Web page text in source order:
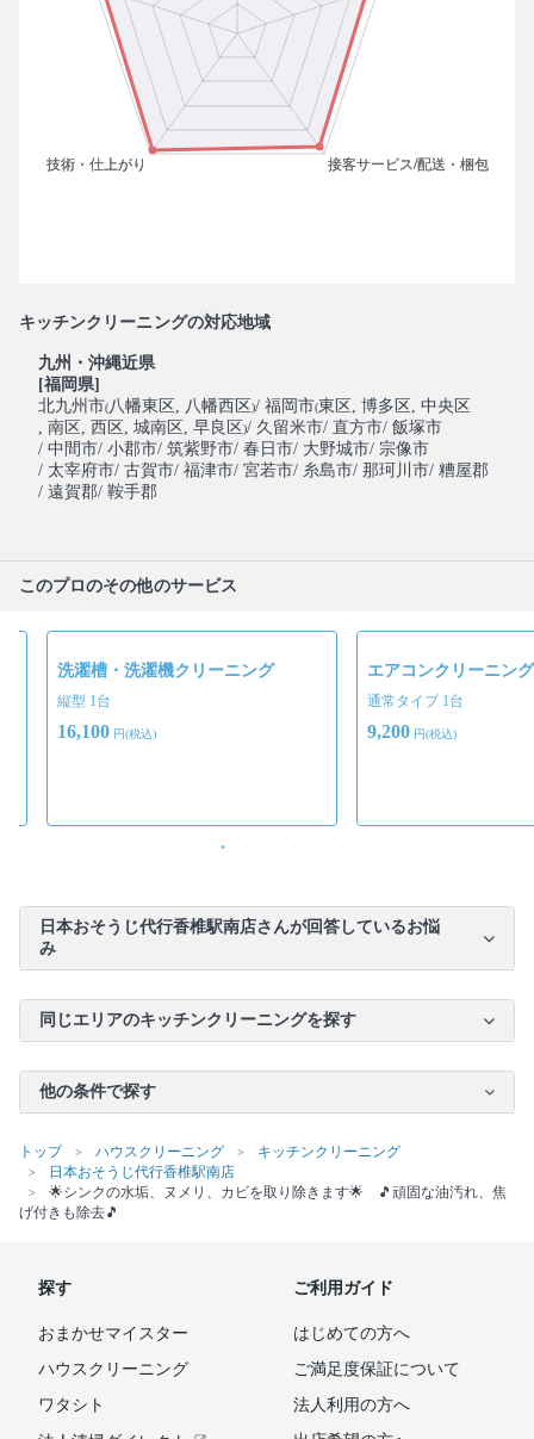
キッチンクリーニングの対応地域
九州・沖縄近県
[福岡県]
北九州市(八幡東区 , 八幡西区)/ 福岡市(東区 , 博多区 , 中央区
, 南区 , 西区 , 城南区 , 早良区)/ 久留米市/ 直方市/ 飯塚市
/ 中間市/ 小郡市/ 筑紫野市/ 春日市/ 大野城市/ 宗像市
/ 太宰府市/ 古賀市/ 福津市/ 宮若市/ 糸島市/ 那珂川市/ 糟屋郡
/ 遠賀郡/ 鞍手郡
このプロのその他のサービス
洗濯槽・洗濯機クリーニング
縦型 1台
16,100 円(税込)
エアコンクリーニング
通常タイプ 1台
9,200 円(税込)
日本おそうじ代行香椎駅南店さんが回答しているお悩
み
同じエリアのキッチンクリーニングを探す
他の条件で探す
トップ ハウスクリーニング
キッチンクリーニング
日本おそうじ代行香椎駅南店
🌟シンクの水垢、ヌメリ、カビを取り除きます🌟 🎵頑固な油汚れ、焦
げ付きも除去🎵
探す
おまかせマイスター
ハウスクリーニング
ワタシト
ご利用ガイド
はじめての方へ
ご満足度保証について
法人利用の方へ